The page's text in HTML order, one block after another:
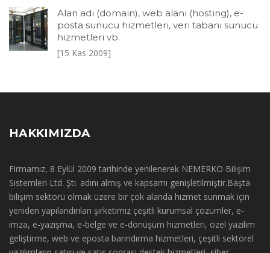
Alan adı (domain), web alanı (hosting), e-
posta sunucu hizmetleri, veri tabanı sunucu
hizmetleri vb.
[15 Kas 2009]
HAKKIMIZDA
Firmamız, 8 Eylül 2009 tarihinde yenilenerek NEMERKO Bilişim
Sistemleri Ltd. Şti. adını almış ve kapsamı genişletilmiştir.Başta
bilişim sektörü olmak üzere bir çok alanda hizmet sunmak için
yeniden yapılandırılan şirketimiz çeşitli kurumsal çözümler, e-
imza, e-yazışma, e-belge ve e-dönüşüm hizmetleri, özel yazılım
geliştirme, web ve eposta barındırma hizmetleri, çeşitli sektörel